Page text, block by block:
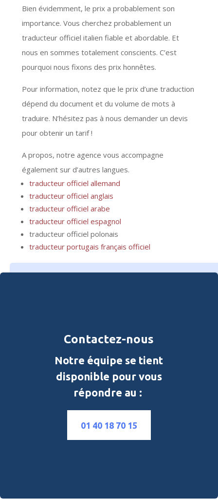
Bien évidemment, le prix a probablement son
importance. Vous cherchez probablement un
traducteur officiel italien fiable et abordable. Et
nous en sommes totalement conscients. C’est
pourquoi nous fixons des prix honnêtes.
Pour information, notez que le prix d’une traduction
dépend du document et du volume de mots à
traduire. N’hésitez pas à nous demander un devis
pour obtenir un tarif !
A propos, notre agence vous accompagne
également sur d’autres langues.
traducteur officiel allemand
traducteur officiel anglais
traducteur officiel arabe
traducteur officiel espagnol
traducteur officiel polonais
traducteur portugais français officiel
Contactez-nous
Notre équipe se tient
disponible pour vous
répondre au :
01 40 18 70 15